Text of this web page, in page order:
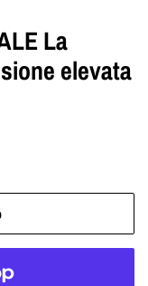
La
elevata